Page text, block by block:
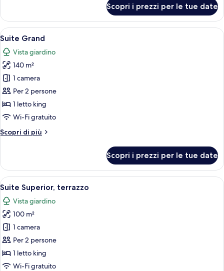
Junior
(Private
Garden)
Scopri i prezzi per le tue date
Apri
tutte
le
foto
per
Suite
Grand
Una camera da letto con un letto,
11
Suite Grand
Vista giardino
140 m²
1 camera
Per 2 persone
1 letto king
Wi-Fi gratuito
Scopri di più
Altri
Grand
Scopri i prezzi per le tue date
Apri
tutte
le
foto
per
Suite
Superior,
terrazzo
Un bagno con una vasca, una
5
Suite Superior, terrazzo
Vista giardino
100 m²
1 camera
Per 2 persone
1 letto king
Wi-Fi gratuito